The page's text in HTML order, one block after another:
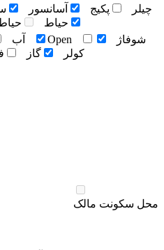
چيلر
پکيج آسانسور
حياط
آب
Open
شوفاژ
کولر
گاز
محل سکونت مالک